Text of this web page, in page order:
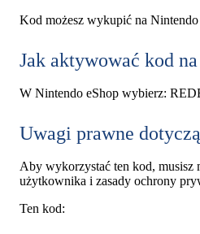
Kod możesz wykupić na
Jak aktywować kod
W Nintendo eShop wybierz:
Uwagi prawne
Aby wykorzystać ten kod, musisz
użytkownika i zasady ochrony
Ten kod: